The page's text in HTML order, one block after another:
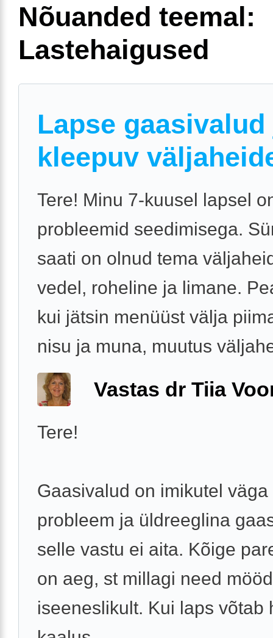
Nõuanded teemal:
Lastehaigused
Lapse gaasivalud
kleepuv
Tere! Minu 7-kuusel lapsel
probleemid seedimisega.
saati on olnud tema
vedel, roheline ja limane.
kui jätsin menüüst välja
nisu ja muna, muutus
Vastas dr Tiia
Tere!
Gaasivalud on imikutel väga
probleem ja üldreeglina
selle vastu ei aita. Kõige
on aeg, st millagi need
iseeneslikult. Kui laps võtab